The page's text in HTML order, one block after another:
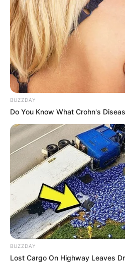
Membawa Barang
Versi Warga Thailand
Langka Banget! 10 Pose
Katak yang Bikin Ketawa
Gemes
Ambyar! 10 Kalimat
Pakai Bahasa Jawa Ini
Galau Abis
BUZZDAY
Do You Know What Crohn's
BUZZDAY
Lost Cargo On Highway Leaves